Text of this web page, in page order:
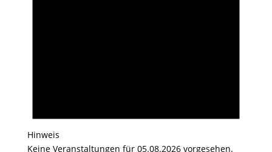
Hinweis
Keine Veranstaltungen für 05.08.2026 vorgesehen.